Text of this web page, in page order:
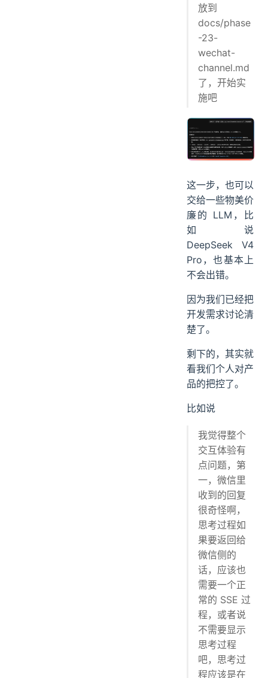
放到
docs/phase
-23-
wechat-
channel.md
了，开始实
施吧
这一步，也可以
交给一些物美价
廉的 LLM，比
如说
DeepSeek V4
Pro，也基本上
不会出错。
因为我们已经把
开发需求讨论清
楚了。
剩下的，其实就
看我们个人对产
品的把控了。
比如说
我觉得整个
交互体验有
点问题，第
一，微信里
收到的回复
很奇怪啊，
思考过程如
果要返回给
微信侧的
话，应该也
需要一个正
常的 SSE 过
程，或者说
不需要显示
思考过程
吧，思考过
程应该是在